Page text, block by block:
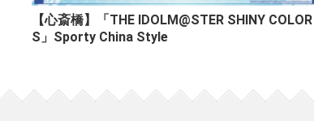
【心斎橋】「THE IDOLM@STER SHINY COLOR
S」Sporty China Style